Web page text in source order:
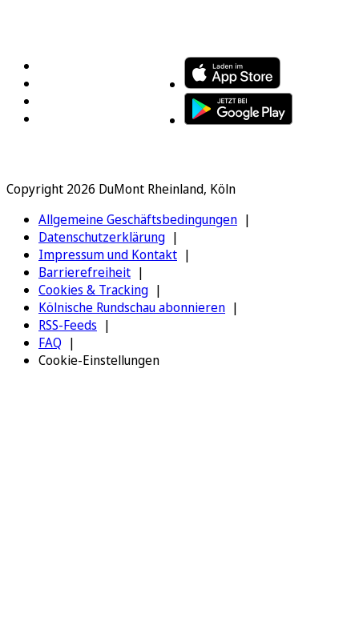
Copyright 2026 DuMont Rheinland, Köln
Allgemeine Geschäftsbedingungen
Datenschutzerklärung
Impressum und Kontakt
Barrierefreiheit
Cookies & Tracking
Kölnische Rundschau abonnieren
RSS-Feeds
FAQ
Cookie-Einstellungen